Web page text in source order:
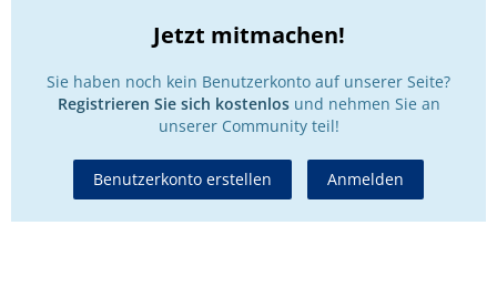
Jetzt mitmachen!
Sie haben noch kein Benutzerkonto auf unserer Seite?
Registrieren Sie sich kostenlosund nehmen Sie an
unserer Community teil!
Benutzerkonto erstellen Anmelden